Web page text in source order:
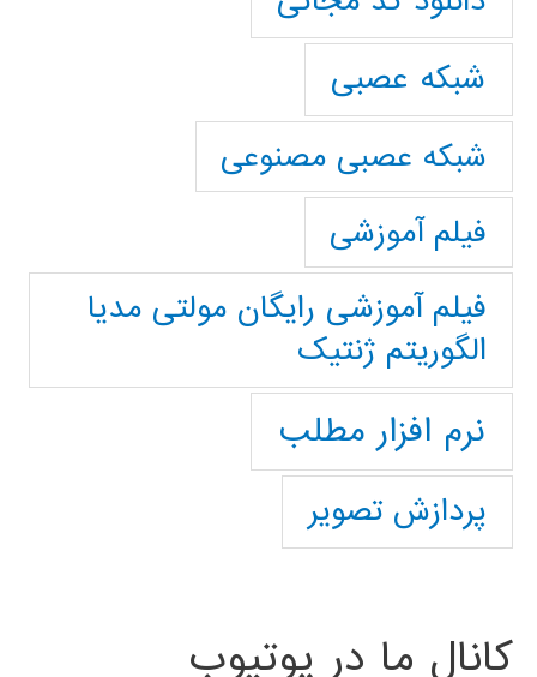
شبکه عصبی
شبکه عصبی مصنوعی
فیلم آموزشی
فیلم آموزشی رایگان مولتی مدیا
الگوریتم ژنتیک
نرم افزار مطلب
پردازش تصویر
کانال ما در یوتیوب